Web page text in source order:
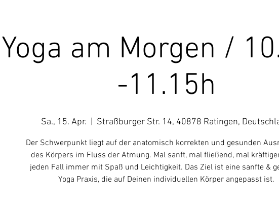
Yoga am Morgen /
-11.15h
Sa., 15. Apr. Straßburger Str. 14, 40878 Ratingen,
Der Schwerpunkt liegt auf der anatomisch korrekten und gesunden
des Körpers im Fluss der Atmung. Mal sanft, mal fließend, mal
jeden Fall immer mit Spaß und Leichtigkeit. Das Ziel ist eine sanfte &
Yoga Praxis, die auf Deinen individuellen Körper angepasst ist.